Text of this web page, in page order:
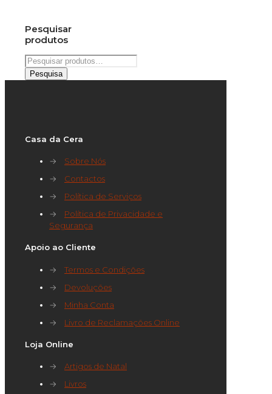
Pesquisar
produtos
Pesquisar
por:
Pesquisa
Casa da Cera
→
Sobre Nós
→
Contactos
→
Política de Serviços
→
Política de Privacidade e
Segurança
Apoio ao Cliente
→
Termos e Condições
→
Devoluções
→
Minha Conta
→
Livro de Reclamações Online
Loja Online
→
Artigos de Natal
→
Livros